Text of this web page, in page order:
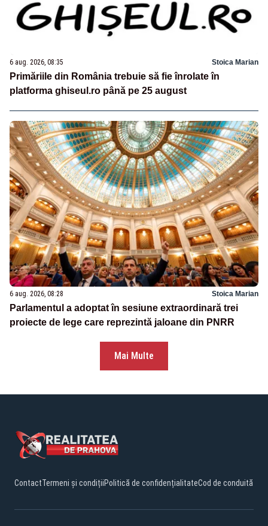
6 aug. 2026, 08:35 Stoica Marian
Primăriile din România trebuie să fie înrolate în
platforma ghiseul.ro până pe 25 august
6 aug. 2026, 08:28 Stoica Marian
Parlamentul a adoptat în sesiune extraordinară trei
proiecte de lege care reprezintă jaloane din PNRR
Mai Multe
ContactTermeni și condițiiPolitică de confidențialitateCod de conduită